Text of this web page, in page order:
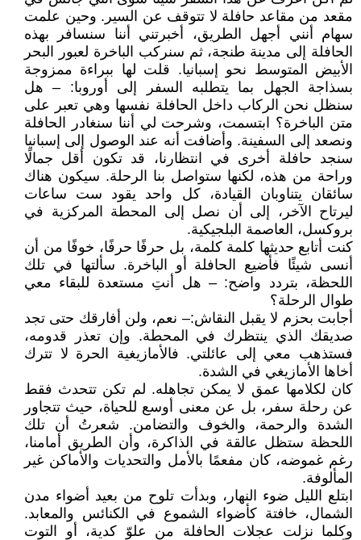
مقعد من مقاعد حافلة لا تتوقف عن السير. وحين علمت
سهام أنني أجهل الطريق، أخبرتني أننا سنسافر بهذه
الحافلة إلى مدينة طنجة، ثم سنركب الباخرة لعبور البحر
الأبيض المتوسط نحو إسبانيا. قلت لها ببراءة ممزوجة
بسذاجة الجهل بما يتطلبه السفر إلى أوروبا: – هل
سنظل نحن الركاب داخل الحافلة نفسها وهي تعبر على
متن الباخرة؟ ابتسمت، وشرحت لي أننا سنغادر الحافلة
ونصعد إلى السفينة. وأضافت أنه عند الوصول إلى إسبانيا
سنجد حافلة أخرى في انتظارنا، قد تكون أقل جمالًا
وراحة من هذه، لكنها ستواصل بنا الرحلة. سيكون هناك
سائقان يتناوبان القيادة، كل واحد يقود ست ساعات
ليرتاح الآخر، إلى أن نصل إلى المحطة المركزية في
بروكسل، العاصمة البلجيكية.
كنت أتابع حديثها كلمة كلمة، بل حرفًا حرفًا، خوفًا من أن
أنسى شيئًا فأضيع الحافلة أو الباخرة. سألتها في تلك
اللحظة، بتردد واضح: – هل أنتِ مستعدة للبقاء معي
طوال الرحلة؟
أجابت بحزم لا يقبل النقاش:– نعم، ولن أفارقك حتى تجد
صديقك الذي ينتظرك في المحطة. وإن تعذر قدومه،
فستذهب معي إلى عائلتي. فالأمازيغية الحرة لا تترك
أخاها الأمازيغي في الشدة.
كان لكلامها عمق لا يمكن تجاهله. لم تكن تتحدث فقط
عن رحلة سفر، بل عن معنى أوسع للحياة، حيث تتجاور
الشدة والرحمة، والخوف والتضامن. شعرتُ أن تلك
اللحظة ستظل عالقة في الذاكرة، وأن الطريق أمامنا،
رغم غموضه، كان مفعمًا بالأمل والتحديات والأماكن غير
المألوفة.
ابتلع الليل ضوء النهار، وبدأت تلوح من بعيد أضواء مدن
الشمال، خافتة كأضواء الشموع في الكنائس والمعابد.
وكلما نزلت عجلات الحافلة من علوّ كدية، أو التوت